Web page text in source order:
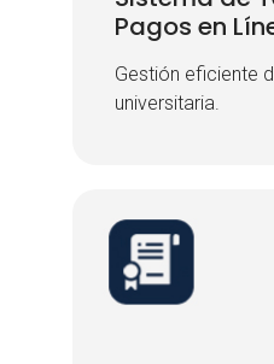
Pagos en
Gestión eficiente
universitaria.
Pagos en
Gestión eficiente
universitaria.